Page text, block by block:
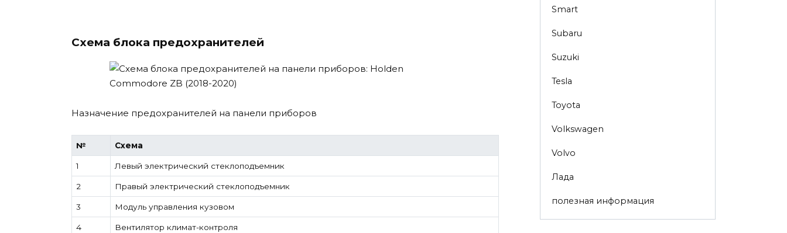
Схема блока предохранителей
Назначение предохранителей на панели приборов
№ Схема
1 Левый электрический стеклоподъемник
2 Правый электрический стеклоподъемник
3 Модуль управления кузовом
4 Вентилятор климат-контроля
Smart
Subaru
Suzuki
Tesla
Toyota
Volkswagen
Volvo
Лада
полезная информация